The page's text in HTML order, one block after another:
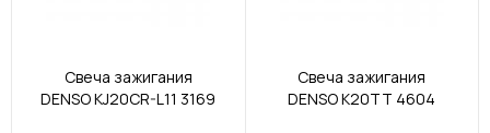
Свеча зажигания
DENSO KJ20CR-L11 3169
Свеча зажигания
DENSO K20TT 4604